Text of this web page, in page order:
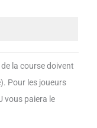
la course doivent
Pour les joueurs
vous paiera le